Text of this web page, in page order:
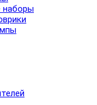
наборы